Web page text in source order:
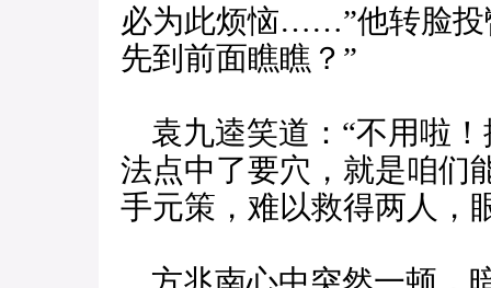
必为此烦恼……”他转脸投
先到前面瞧瞧？”
袁九逵笑道：“不用啦
法点中了要穴，就是咱们
手元策，难以救得两人，